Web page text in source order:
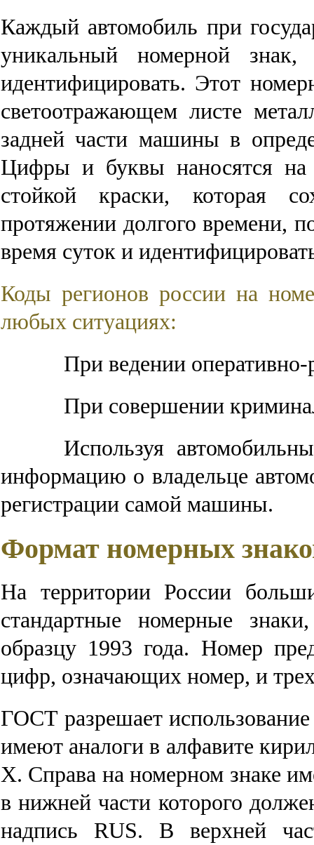
Каждый автомобиль при
уникальный номерной
идентифицировать. Этот
светоотражающем листе
задней части машины в
Цифры и буквы наносятся на
стойкой краски, которая
протяжении долгого времени,
время суток и
Коды регионов россии на
любых ситуациях:
При ведении
При совершении
Используя
информацию о владельце
регистрации самой машины.
Формат номерных
На территории России
стандартные номерные
образцу 1993 года. Номер
цифр, означающих номер, и
ГОСТ разрешает
имеют аналоги в алфавите
Х. Справа на номерном знаке
в нижней части которого
надпись RUS. В верхней